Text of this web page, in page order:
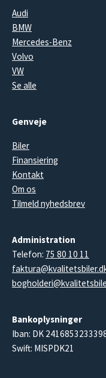
Audi
BMW
Mercedes-Benz
Volvo
VW
Se alle
Genveje
Biler
Finansiering
Kontakt
Om os
Tilmeld nyhedsbrev
Administration
Telefon: 75 80 10 11
Bankoplysninger
Iban: DK
Swift: MISPDK21